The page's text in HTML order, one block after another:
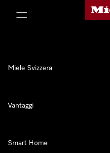
Miele Svizzera
Vantaggi
Smart Home